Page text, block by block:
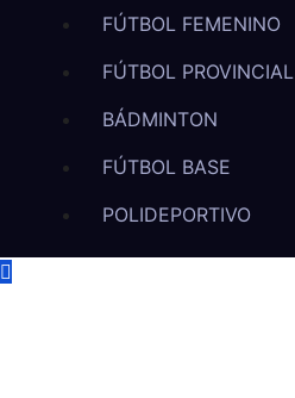
FÚTBOL FEMENINO
FÚTBOL PROVINCIAL
BÁDMINTON
FÚTBOL BASE
POLIDEPORTIVO